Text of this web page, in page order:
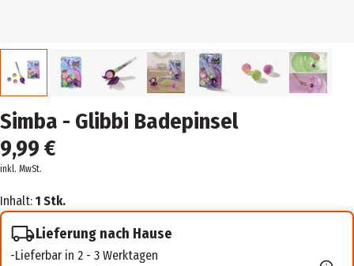
Simba - Glibbi Badepinsel
9,99 €
inkl. MwSt.
Inhalt: 1 Stk.
Lieferung nach Hause
Lieferbar in 2 - 3 Werktagen